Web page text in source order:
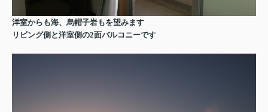
洋室からも海、烏帽子岩もを望みます
リビング側と洋室側の2面バルコニーです